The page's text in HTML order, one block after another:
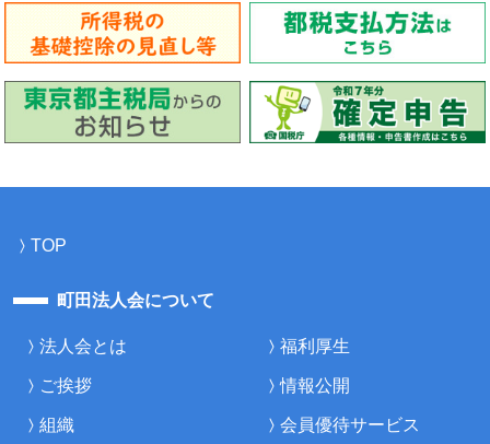
TOP
町田法人会について
法人会とは
ご挨拶
組織
福利厚生
情報公開
会員優待サービス